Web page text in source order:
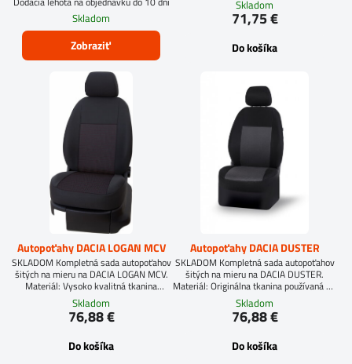
Skladom
Zobraziť
Skladom
71,75 €
Do košíka
Autopoťahy DACIA LOGAN MCV
SKLADOM Kompletná sada autopoťahov
šitých na mieru na DACIA LOGAN MCV.
Materiál: Vysoko kvalitná tkanina
Skladom
76,88 €
Do košíka
Autopoťahy DACIA DUSTER
SKLADOM Kompletná sada autopoťahov
šitých na mieru na DACIA DUSTER.
Materiál: Originálna tkanina používaná pri
výrobe sedadiel. R.v. do 2015. Modely po
roku výroby 2015 šijeme na objednávku
Skladom
76,88 €
Do košíka